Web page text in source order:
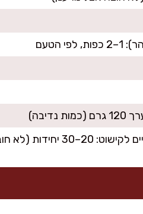
הטעם
יחידות (לא חובה)